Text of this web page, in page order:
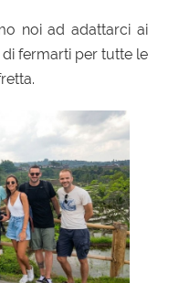
noi ad adattarci ai
fermarti per tutte le